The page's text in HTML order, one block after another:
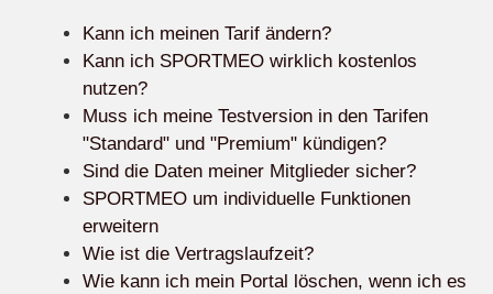
Kann ich meinen Tarif ändern?
Kann ich SPORTMEO wirklich kostenlos
nutzen?
Muss ich meine Testversion in den Tarifen
"Standard" und "Premium" kündigen?
Sind die Daten meiner Mitglieder sicher?
SPORTMEO um individuelle Funktionen
erweitern
Wie ist die Vertragslaufzeit?
Wie kann ich mein Portal löschen, wenn ich es